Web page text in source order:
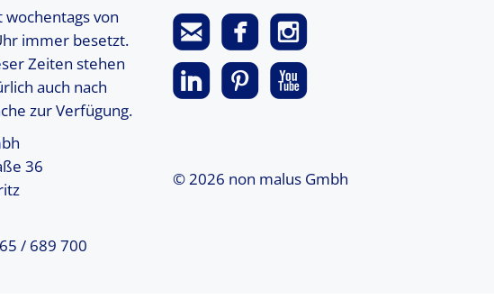
wochentags von
immer besetzt.
Zeiten stehen
auch nach
zur Verfügung.
36
/ 689 700
© 2026 non malus Gmbh